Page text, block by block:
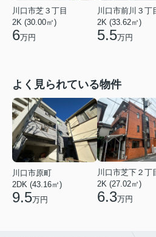
川口市芝３丁目
2K (30.00㎡)
6万円
川口市前川３丁
2K (33.62㎡)
5.5万円
よく見られている物件
川口市原町
2DK (43.16㎡)
9.5万円
川口市芝下２丁
2K (27.02㎡)
6.3万円